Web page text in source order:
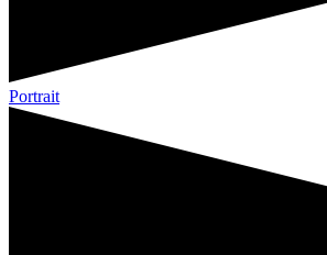
Portrait